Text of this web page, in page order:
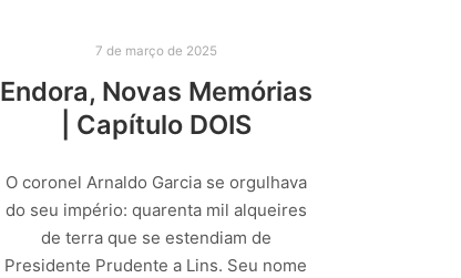
7 de março de 2025
Endora, Novas Memórias
| Capítulo DOIS
O coronel Arnaldo Garcia se orgulhava
do seu império: quarenta mil alqueires
de terra que se estendiam de
Presidente Prudente a Lins. Seu nome